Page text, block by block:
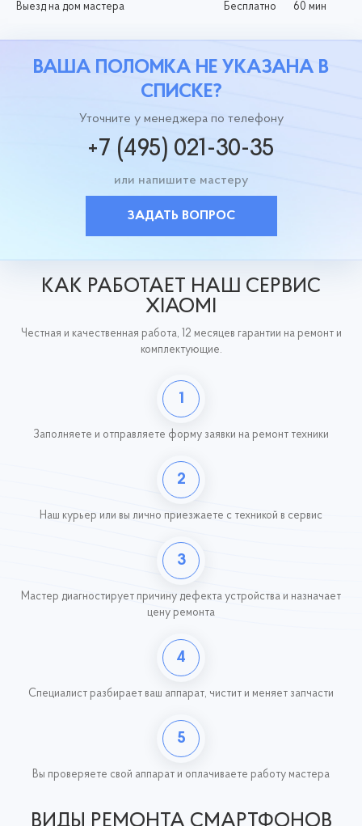
Выезд на дом мастера Бесплатно 60 мин
ВАША ПОЛОМКА НЕ УКАЗАНА В
СПИСКЕ?
Уточните у менеджера по телефону
+7 (495) 021-30-35
или напишите мастеру
ЗАДАТЬ ВОПРОС
КАК РАБОТАЕТ НАШ СЕРВИС
XIAOMI
Честная и качественная работа, 12 месяцев гарантии на ремонт и
комплектующие.
1
Заполняете и отправляете форму заявки на ремонт техники
2
Наш курьер или вы лично приезжаете с техникой в сервис
3
Мастер диагностирует причину дефекта устройства и назначает
цену ремонта
4
Специалист разбирает ваш аппарат, чистит и меняет запчасти
5
Вы проверяете свой аппарат и оплачиваете работу мастера
ВИДЫ РЕМОНТА СМАРТФОНОВ